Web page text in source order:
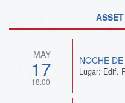
MAY
17
18:00
NOCHE
Lugar: Edif.